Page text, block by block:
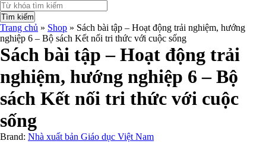
Tìm kiếm
Trang chủ » Shop » Sách bài tập – Hoạt động trải nghiệm, hướng
nghiệp 6 – Bộ sách Kết nối tri thức với cuộc sống
Sách bài tập – Hoạt động trải
nghiệm, hướng nghiệp 6 – Bộ
sách Kết nối tri thức với cuộc
sống
Brand: Nhà xuất bản Giáo dục Việt Nam